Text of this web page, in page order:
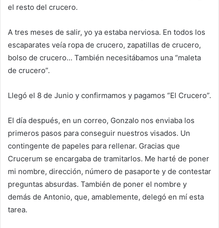
el resto del crucero.
A tres meses de salir, yo ya estaba nerviosa. En todos los
escaparates veía ropa de crucero, zapatillas de crucero,
bolso de crucero… También necesitábamos una “maleta
de crucero”.
Llegó el 8 de Junio y confirmamos y pagamos “El Crucero”.
El día después, en un correo, Gonzalo nos enviaba los
primeros pasos para conseguir nuestros visados. Un
contingente de papeles para rellenar. Gracias que
Crucerum se encargaba de tramitarlos. Me harté de poner
mi nombre, dirección, número de pasaporte y de contestar
preguntas absurdas. También de poner el nombre y
demás de Antonio, que, amablemente, delegó en mí esta
tarea.